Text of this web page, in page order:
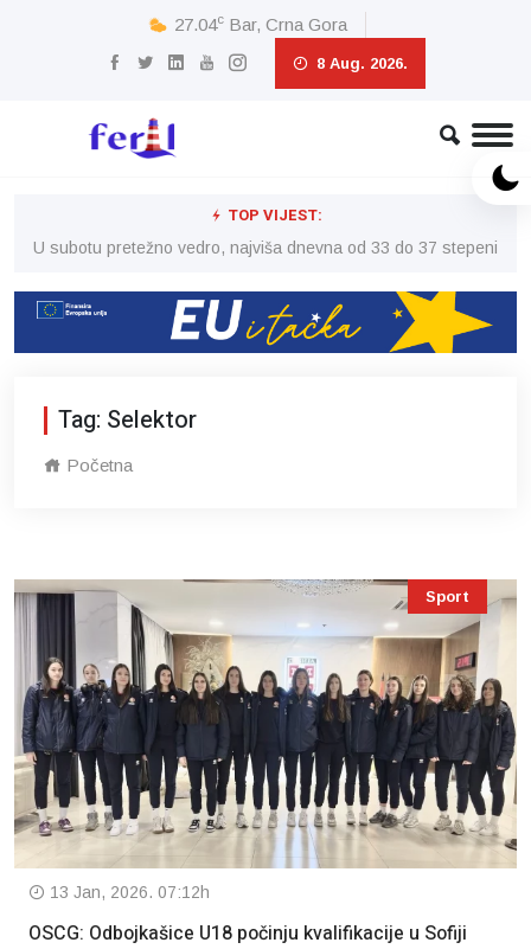
27.04c Bar, Crna Gora
8 Aug. 2026.
TOP VIJEST:
U subotu pretežno vedro, najviša dnevna od 33 do 37 stepeni
Tag: Selektor
Početna
Sport
13 Jan, 2026. 07:12h
OSCG: Odbojkašice U18 počinju kvalifikacije u Sofiji